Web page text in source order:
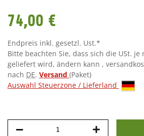
74,00 €
Endpreis inkl. gesetzl. Ust.*
Bitte beachten Sie, dass sich die USt. je
geliefert wird, ändern kann ,
nach DE. Versand (Paket)
Auswahl Steuerzone / Lieferland